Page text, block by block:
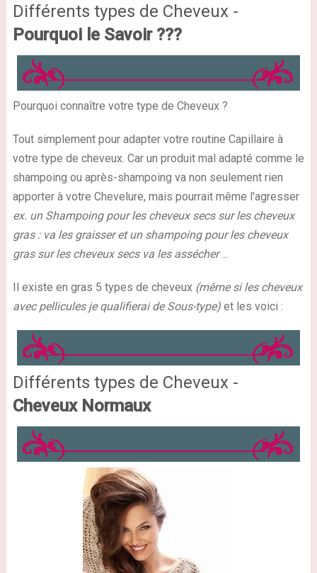
Différents types de Cheveux -
Pourquoi le Savoir ???
Pourquoi connaître votre type de Cheveux ?
Tout simplement pour adapter votre routine Capillaire à
votre type de cheveux. Car un produit mal adapté comme le
shampoing ou après-shampoing va non seulement rien
apporter à votre Chevelure, mais pourrait même l'agresser
ex. un Shampoing pour les cheveux secs sur les cheveux
gras : va les graisser et un shampoing pour les cheveux
gras sur les cheveux secs va les assécher
Il existe en gras 5 types de cheveux (même si les cheveux
avec pellicules je qualifierai de Sous-type)et les voici :
Différents types de Cheveux -
Cheveux Normaux